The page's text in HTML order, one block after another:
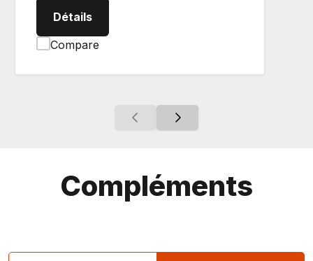
DétailsSVL652S Chargeurs compacts sur
Compare
Compléments